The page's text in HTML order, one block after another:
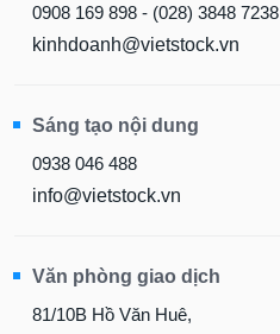
0908 169 898 - (028) 3848 7238
kinhdoanh@vietstock.vn
Sáng tạo nội dung
0938 046 488
info@vietstock.vn
Văn phòng giao dịch
81/10B Hồ Văn Huê,